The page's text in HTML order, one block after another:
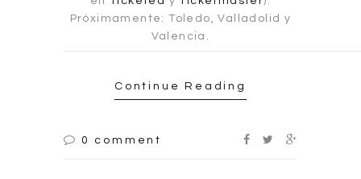
Próximamente: Toledo, Valladolid y
Valencia.
Continue Reading
0 comment